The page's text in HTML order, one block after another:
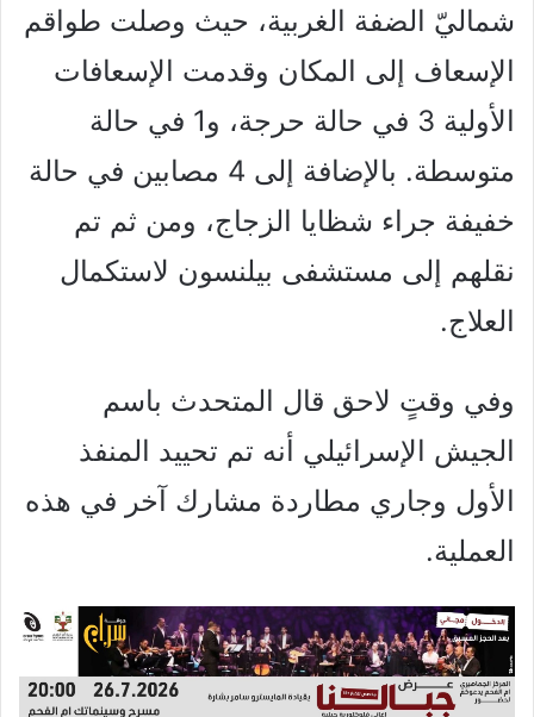
شماليّ الضفة الغربية، حيث وصلت طواقم
الإسعاف إلى المكان وقدمت الإسعافات
الأولية 3 في حالة حرجة، و1 في حالة
متوسطة. بالإضافة إلى 4 مصابين في حالة
خفيفة جراء شظايا الزجاج، ومن ثم تم
نقلهم إلى مستشفى بيلنسون لاستكمال
العلاج.
وفي وقتٍ لاحق قال المتحدث باسم
الجيش الإسرائيلي أنه تم تحييد المنفذ
الأول وجاري مطاردة مشارك آخر في هذه
العملية.